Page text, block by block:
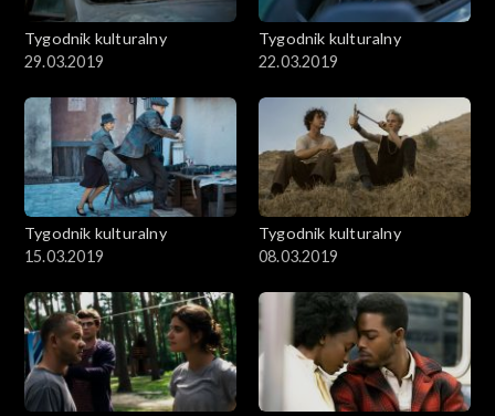
Tygodnik kulturalny
29.03.2019
Tygodnik kulturalny
22.03.2019
Tygodnik kulturalny
15.03.2019
Tygodnik kulturalny
08.03.2019